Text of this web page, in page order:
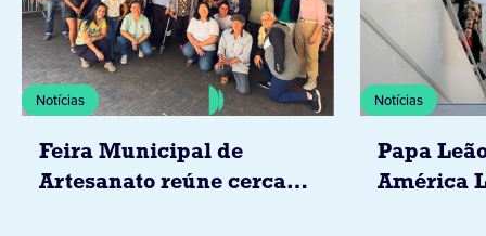
Notícias
Feira Municipal de
Artesanato reúne cerca
Notícias
Papa
América